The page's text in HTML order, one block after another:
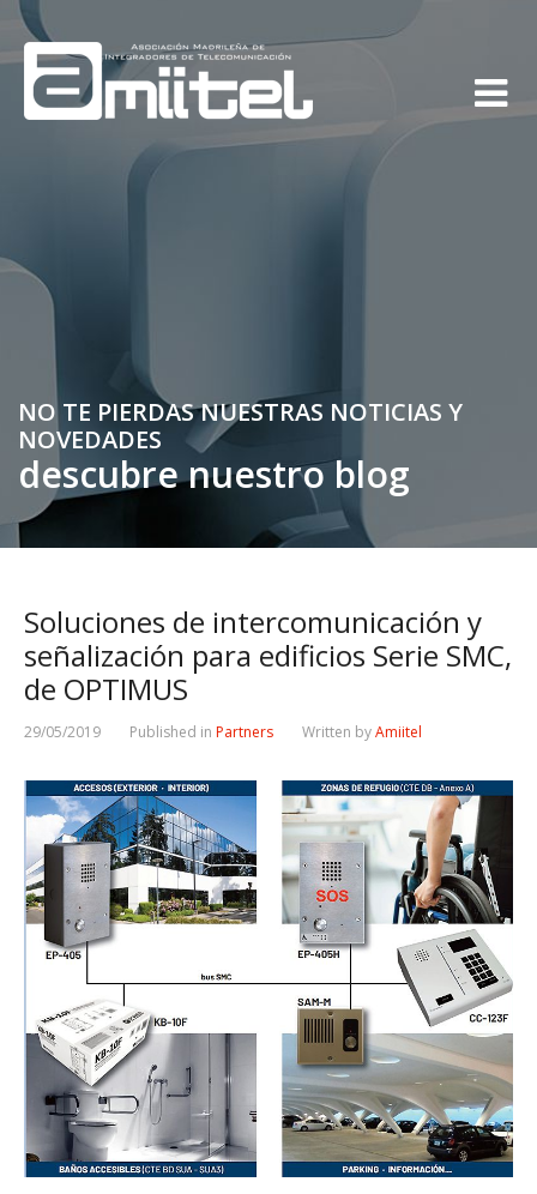
NO TE PIERDAS NUESTRAS NOTICIAS Y
NOVEDADES
descubre nuestro blog
Soluciones de intercomunicación y
señalización para edificios Serie SMC,
de OPTIMUS
29/05/2019 Published in Partners Written byAmiitel